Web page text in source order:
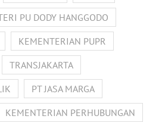
PU DODY HANGGODO
KEMENTERIAN PUPR
TRANSJAKARTA
PT JASA MARGA
KEMENTERIAN PERHUBUNGAN